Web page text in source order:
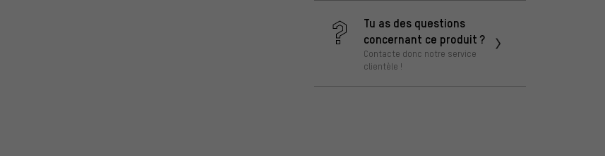
Tu as des questions
concernant ce produit ?
Contacte donc notre service
clientèle !